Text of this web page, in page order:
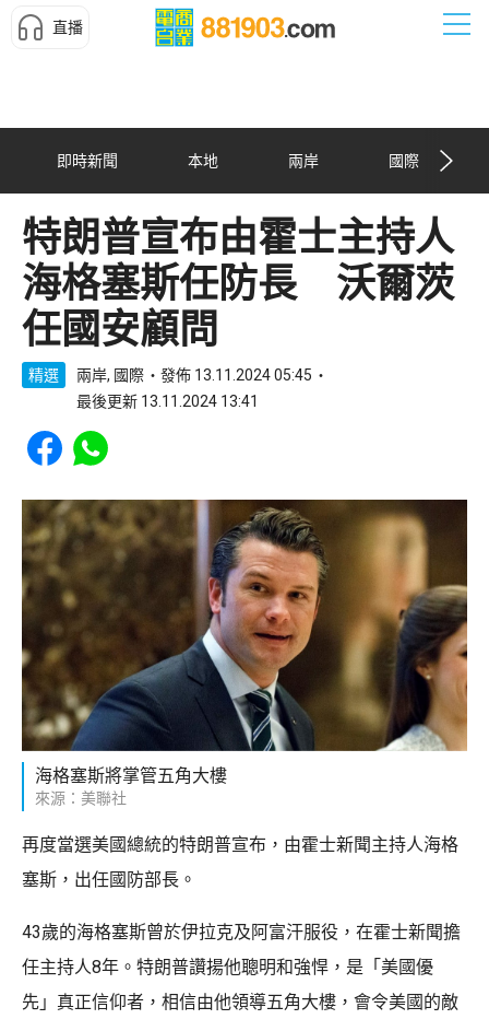
直播
即時新聞 本地 兩岸 國際
特朗普宣布由霍士主持人
海格塞斯任防長 沃爾茨
任國安顧問
精選 兩岸, 國際
發佈 13.11.2024 05:45
最後更新 13.11.2024 13:41
Share to Facebook
Share to WhatsApp
海格塞斯將掌管五角大樓
來源：美聯社
再度當選美國總統的特朗普宣布，由霍士新聞主持人海格
塞斯，出任國防部長。
43歲的海格塞斯曾於伊拉克及阿富汗服役，在霍士新聞擔
任主持人8年。特朗普讚揚他聰明和強悍，是「美國優
先」真正信仰者，相信由他領導五角大樓，會令美國的敵